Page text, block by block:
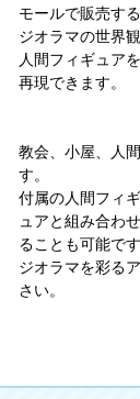
モールで販売す
ジオラマの世界
人間フィギュア
再現できます。
教会、小屋、人
す。
付属の人間フィ
ュアと組み合わ
ることも可能です
ジオラマを彩る
さい。